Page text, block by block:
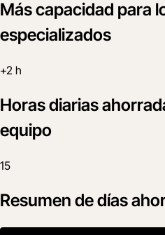
Más capacidad para
especializados
+2 h
Horas diarias
equipo
15
Resumen de días